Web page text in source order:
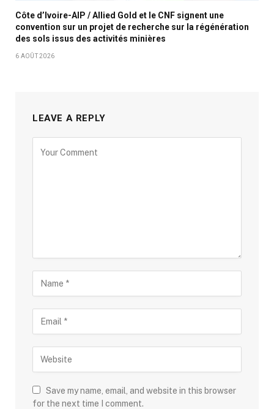
Côte d’Ivoire-AIP / Allied Gold et le CNF signent une
convention sur un projet de recherche sur la régénération
des sols issus des activités minières
6 AOÛT 2026
LEAVE A REPLY
Save my name, email, and website in this browser
for the next time I comment.